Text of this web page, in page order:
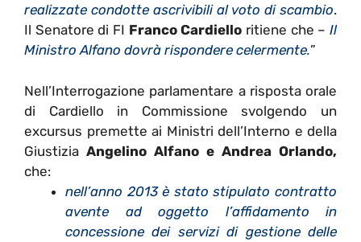
realizzate condotte ascrivibili al voto di scambio.
Il Senatore di FI Franco Cardiello ritiene che –Il
Ministro Alfano dovrà rispondere celermente.”
Nell’Interrogazione parlamentare a risposta orale
di Cardiello in Commissione svolgendo un
excursus premette ai Ministri dell’Interno e della
Giustizia Angelino Alfano e Andrea Orlando,
che:
nell’anno 2013 è stato stipulato contratto
avente ad oggetto l’affidamento in
concessione dei servizi di gestione delle